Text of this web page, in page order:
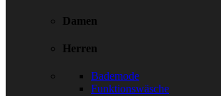
Damen
Herren
Bademode
Funktionswäsche